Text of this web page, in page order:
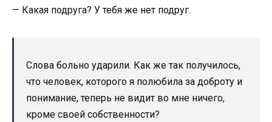
— Какая подруга? У тебя же нет подруг.
Слова больно ударили. Как же так получилось,
что человек, которого я полюбила за доброту и
понимание, теперь не видит во мне ничего,
кроме своей собственности?